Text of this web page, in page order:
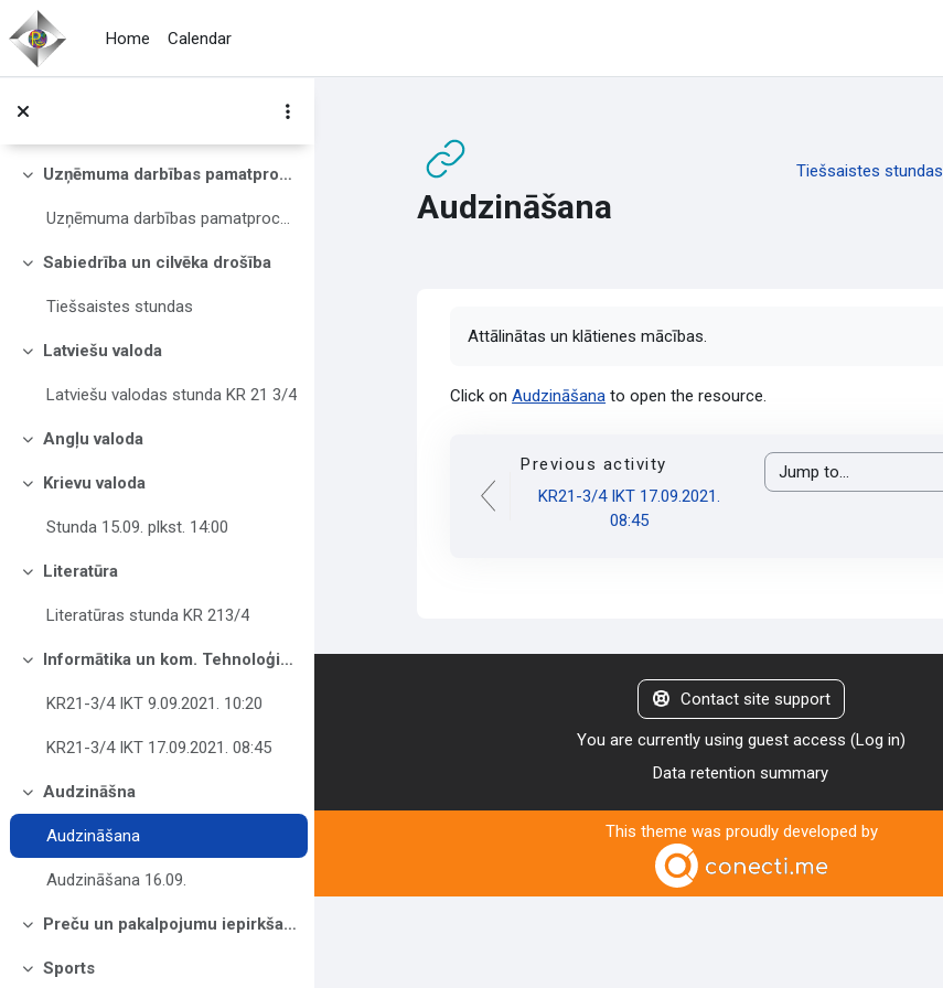
Skip to main content
Home
Calendar
IT konsultācijas
Collapse
Uzņēmuma darbības pamatprocesi
Uzņēmuma darbības pamatprocesi
Collapse
Sabiedrība un cilvēka drošība
Tiešsaistes stundas
Collapse
Latviešu valoda
Latviešu valodas stunda KR 21 3/4
Collapse
Angļu valoda
Collapse
Krievu valoda
Stunda 15.09. plkst. 14:00
Collapse
Literatūra
Literatūras stunda KR 213/4
Collapse
Informātika un kom. Tehnoloģijas
KR21-3/4 IKT 9.09.2021. 10:20
KR21-3/4 IKT 17.09.2021. 08:45
Collapse
Audzināšna
Audzināšana
Audzināšana 16.09.
Collapse
Preču un pakalpojumu iepirkšana KR21-3/4
Collapse
Sports
Audzināšana
Tiešsaistes stundas
Attālinātas un klātienes mācības.
Click onAudzināšana to open the resource.
Previous activity
KR21-3/4 IKT 17.09.2021.
08:45
Jump to...
Contact site support
You are currently using guest access (Log in)
Data retention summary
This theme was proudly developed by